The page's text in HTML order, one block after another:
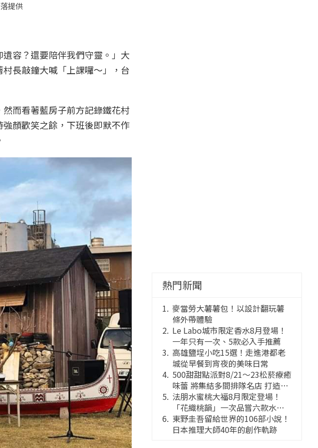
提供
容？還要陪伴我們守靈。」大
長敲鐘大喊「上課囉～」，台
而看著藍房子前方記錄鐵花村
顏歡笑之餘，下班後即默不作
熱門新聞
麥當勞大薯薯包！以設計翻玩薯
條外帶體驗
Le Labo城市限定香水8月登場！
一年只有一次、5款必入手推薦
高雄鹽埕小吃15選！走進港都老
城從早餐到宵夜的美味日常
500甜甜點派對8/21～23松菸療癒
味蕾 將集結多間排隊名店 打造靈
感創意的舞台
法朋水蜜桃大福8月限定登場！
「花織桃韻」一次品嘗六款水蜜
桃花果大福
東野圭吾留給世界的106部小說！
日本推理大師40年的創作軌跡